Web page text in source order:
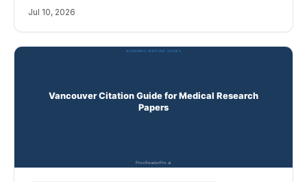
бібліографії та посилань у стилі author-date; із
Jul 10, 2026